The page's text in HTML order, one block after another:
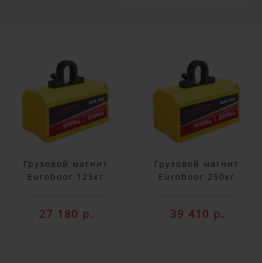
Грузовой магнит
Euroboor 125кг
27 180 р.
Грузовой магнит
Euroboor 250кг
39 410 р.